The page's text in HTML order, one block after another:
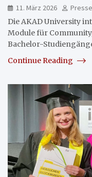
11. März 2026
Presse
Die AKAD University
Module für
Bachelor-
Continue Reading